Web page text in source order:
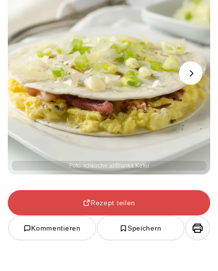
Foto: ichkoche.at/Blanka Kefer
Next
Rezept teilen
Kommentieren Speichern